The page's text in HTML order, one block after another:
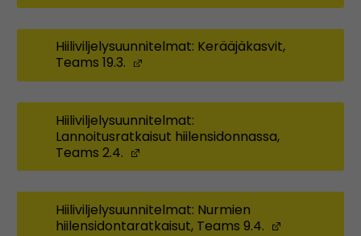
Hiiliviljelysuunnitelmat: Kerääjäkasvit,
Teams 19.3.
Hiiliviljelysuunnitelmat:
Lannoitusratkaisut hiilensidonnassa,
Teams 2.4.
Hiiliviljelysuunnitelmat: Nurmien
hiilensidontaratkaisut, Teams 9.4.